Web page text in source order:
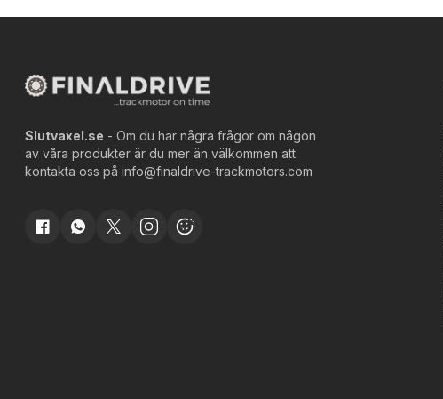
Slutvaxel.se - Om du har några frågor om någon
av våra produkter är du mer än välkommen att
kontakta oss på info@finaldrive-trackmotors.com